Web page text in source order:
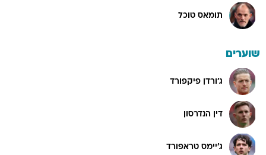
תומאס טוכל
שוערים
ג'ורדן פיקפורד
דין הנדרסון
ג'יימס טראפורד